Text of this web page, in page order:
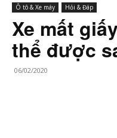
Ô tô & Xe máy Hỏi & Đáp
Xe mất
thể được
06/02/2020